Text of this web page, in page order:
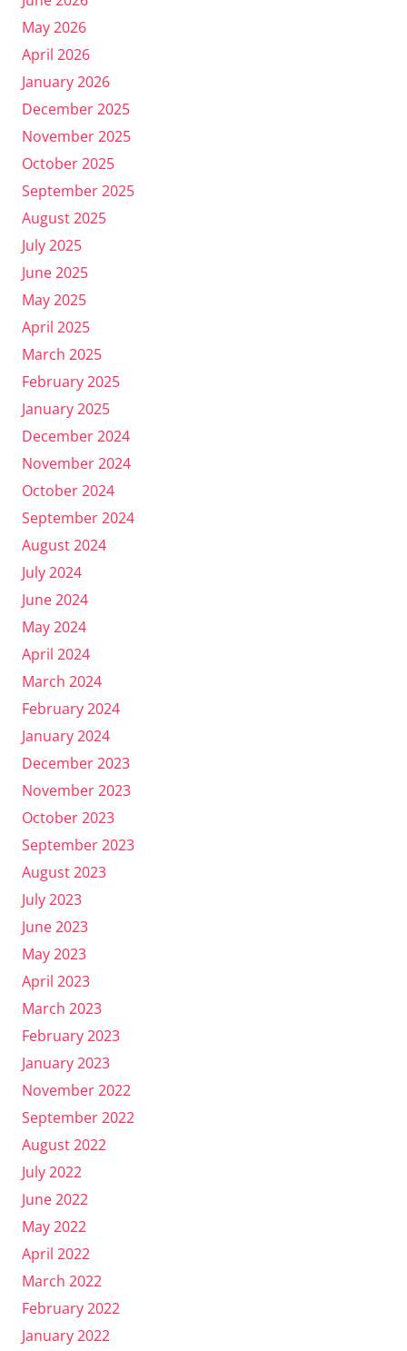
May 2026
April 2026
January 2026
December 2025
November 2025
October 2025
September 2025
August 2025
July 2025
June 2025
May 2025
April 2025
March 2025
February 2025
January 2025
December 2024
November 2024
October 2024
September 2024
August 2024
July 2024
June 2024
May 2024
April 2024
March 2024
February 2024
January 2024
December 2023
November 2023
October 2023
September 2023
August 2023
July 2023
June 2023
May 2023
April 2023
March 2023
February 2023
January 2023
November 2022
September 2022
August 2022
July 2022
June 2022
May 2022
April 2022
March 2022
February 2022
January 2022